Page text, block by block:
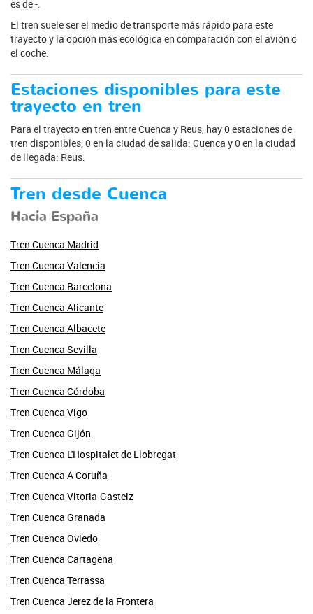
es de -.
El tren suele ser el medio de transporte más rápido para este
trayecto y la opción más ecológica en comparación con el avión o
el coche.
Estaciones disponibles para este
trayecto en tren
Para el trayecto en tren entre Cuenca y Reus, hay 0 estaciones de
tren disponibles, 0 en la ciudad de salida: Cuenca y 0 en la ciudad
de llegada: Reus.
Tren desde Cuenca
Hacia España
Tren Cuenca Madrid
Tren Cuenca Valencia
Tren Cuenca Barcelona
Tren Cuenca Alicante
Tren Cuenca Albacete
Tren Cuenca Sevilla
Tren Cuenca Málaga
Tren Cuenca Córdoba
Tren Cuenca Vigo
Tren Cuenca Gijón
Tren Cuenca L'Hospitalet de Llobregat
Tren Cuenca A Coruña
Tren Cuenca Vitoria-Gasteiz
Tren Cuenca Granada
Tren Cuenca Oviedo
Tren Cuenca Cartagena
Tren Cuenca Terrassa
Tren Cuenca Jerez de la Frontera